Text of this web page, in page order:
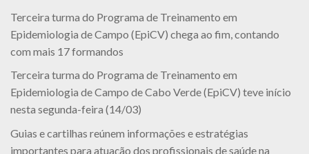
Terceira turma do Programa de Treinamento em
Epidemiologia de Campo (EpiCV) chega ao fim, contando
com mais 17 formandos
Terceira turma do Programa de Treinamento em
Epidemiologia de Campo de Cabo Verde (EpiCV) teve início
nesta segunda-feira (14/03)
Guias e cartilhas reúnem informações e estratégias
importantes para atuação dos profissionais de saúde na